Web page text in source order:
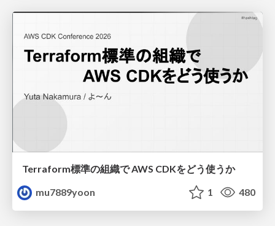
Terraform標準の組織で AWS CDKをどう使うか
mu7889yoon
1 480